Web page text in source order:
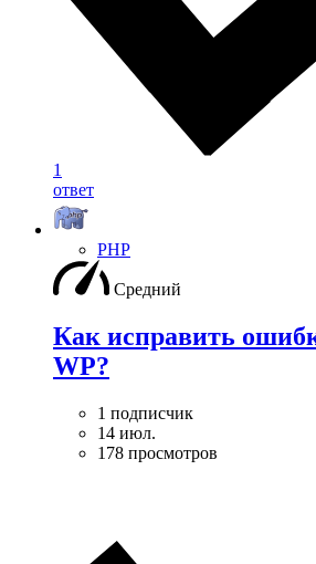
1
ответ
PHP
Средний
Как исправить
WP?
1 подписчик
14 июл.
178 просмотров